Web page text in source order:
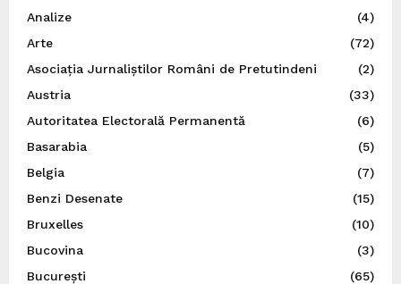
Analize
(4)
Arte
(72)
Asociația Jurnaliștilor Români de Pretutindeni
(2)
Austria
(33)
Autoritatea Electorală Permanentă
(6)
Basarabia
(5)
Belgia
(7)
Benzi Desenate
(15)
Bruxelles
(10)
Bucovina
(3)
București
(65)